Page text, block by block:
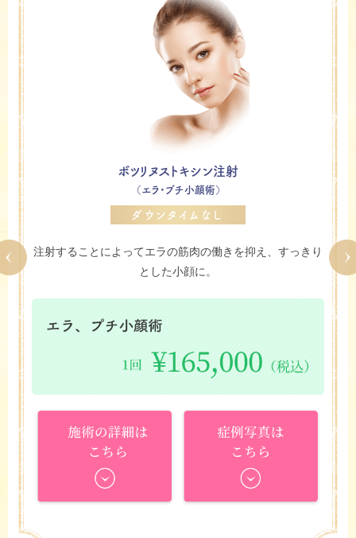
ボツリヌストキシン注射
（エラ・プチ小顔術）
ダウンタイムなし
注射することによってエラの筋肉の働きを抑え、すっきり
とした小顔に。